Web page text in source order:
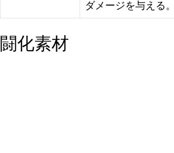
ダメージを与える。
闘化素材